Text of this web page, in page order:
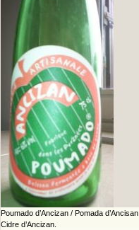
Poumado d’Ancizan / Pomada d’Ancisan
Cidre d’Ancizan.